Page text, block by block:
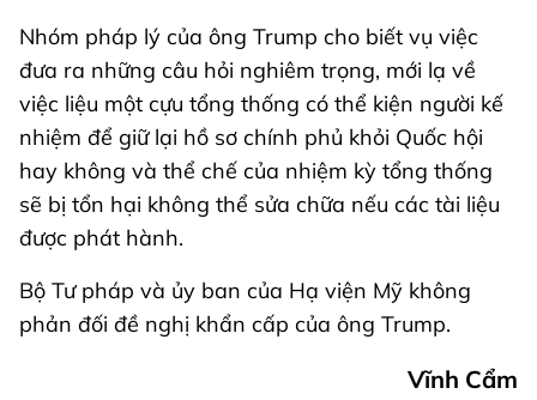
Nhóm pháp lý của ông Trump cho biết vụ việc
đưa ra những câu hỏi nghiêm trọng, mới lạ về
việc liệu một cựu tổng thống có thể kiện người kế
nhiệm để giữ lại hồ sơ chính phủ khỏi Quốc hội
hay không và thể chế của nhiệm kỳ tổng thống
sẽ bị tổn hại không thể sửa chữa nếu các tài liệu
được phát hành.
Bộ Tư pháp và ủy ban của Hạ viện Mỹ không
phản đối đề nghị khẩn cấp của ông Trump.
Vĩnh Cẩm